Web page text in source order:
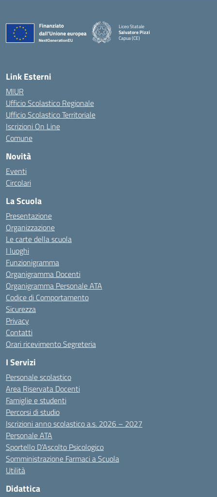
Liceo Statale
Salvatore Pizzi
Capua (CE)
— Visita la pagina iniziale della scuola
Link Esterni
MIUR
Ufficio Scolastico Regionale
Ufficio Scolastico Territoriale
Iscrizioni On Line
Comune
Novità
Eventi
Circolari
La Scuola
Presentazione
Organizzazione
Le carte della scuola
I luoghi
Funzionigramma
Organigramma Docenti
Organigramma Personale ATA
Codice di Comportamento
Sicurezza
Privacy
Contatti
Orari ricevimento Segreteria
I Servizi
Personale scolastico
Area Riservata Docenti
Famiglie e studenti
Percorsi di studio
Iscrizioni anno scolastico a.s. 2026 – 2027
Personale ATA
Sportello D’Ascolto Psicologico
Somministrazione Farmaci a Scuola
Utilità
Didattica